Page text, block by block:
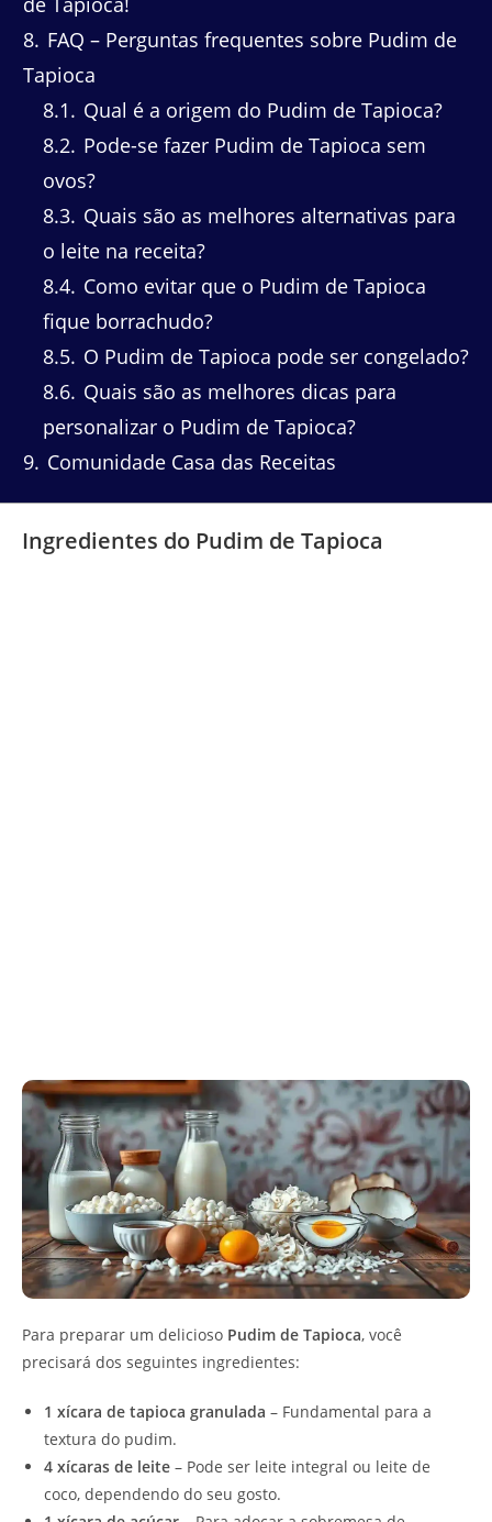
8 FAQ – Perguntas frequentes sobre Pudim de
Tapioca
8.1
Qual é a origem do Pudim de Tapioca?
8.2 Pode-se fazer Pudim de Tapioca sem
ovos?
8.3 Quais são as melhores alternativas para
o leite na receita?
8.4 Como evitar que o Pudim de Tapioca
fique borrachudo?
8.5 O Pudim de Tapioca pode ser congelado?
8.6 Quais são as melhores dicas para
personalizar o Pudim de Tapioca?
9 Comunidade Casa das Receitas
Ingredientes do Pudim de Tapioca
Para preparar um delicioso Pudim de Tapioca, você
precisará dos seguintes ingredientes:
1 xícara de tapioca granulada – Fundamental para a
textura do pudim.
4 xícaras de leite – Pode ser leite integral ou leite de
coco, dependendo do seu gosto.